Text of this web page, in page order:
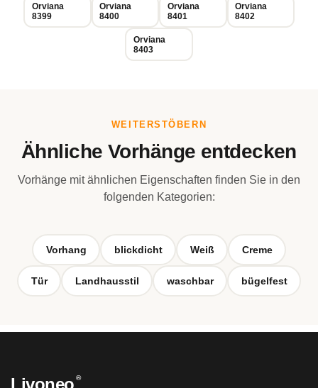
Orviana
8399
Orviana
8400
Orviana
8401
Orviana
8402
Orviana
8403
WEITERSTÖBERN
Ähnliche Vorhänge entdecken
Vorhänge mit ähnlichen Eigenschaften finden Sie in den
folgenden Kategorien:
Vorhang blickdicht Weiß Creme
Tür Landhausstil waschbar bügelfest
Livoneo ®